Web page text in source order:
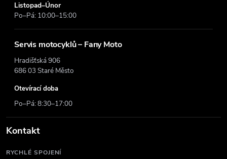
Listopad–Únor
Po–Pá: 10:00–15:00
Servis motocyklů – Fany Moto
Hradišťská 906
686 03 Staré Město
Otevírací doba
Po–Pá: 8:30–17:00
Kontakt
RYCHLÉ SPOJENÍ